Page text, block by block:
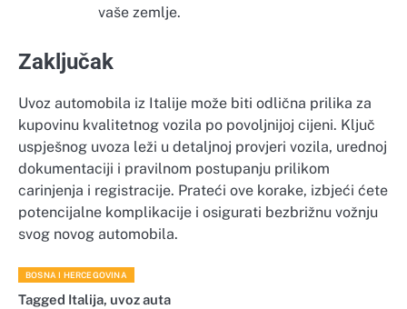
vaše zemlje.
Zaključak
Uvoz automobila iz Italije može biti odlična prilika za
kupovinu kvalitetnog vozila po povoljnijoj cijeni. Ključ
uspješnog uvoza leži u detaljnoj provjeri vozila, urednoj
dokumentaciji i pravilnom postupanju prilikom
carinjenja i registracije. Prateći ove korake, izbjeći ćete
potencijalne komplikacije i osigurati bezbrižnu vožnju
svog novog automobila.
BOSNA I HERCEGOVINA
Tagged Italija, uvoz auta